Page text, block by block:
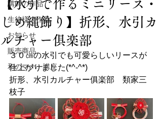
講師の作品
生徒様の作品
お知らせ
販売商品
和のマナー講座
【水引で作るミニリース・
しめ縄飾り】折形、水引カ
ルチャー俱楽部
３０㎝の水引でも可愛らしいリースが
仕上がりました(*^-^*)
折形、水引カルチャー俱楽部　類家三
枝子